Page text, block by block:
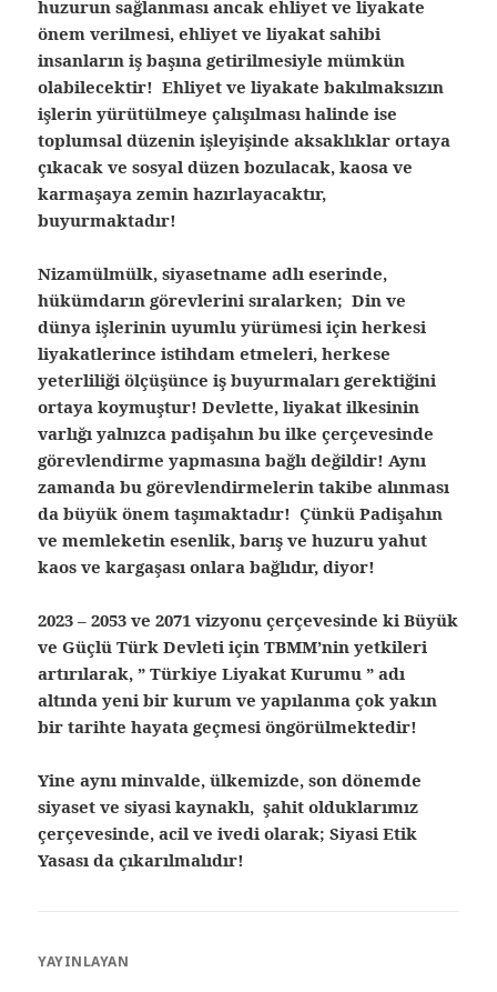
huzurun sağlanması ancak ehliyet ve liyakate
önem verilmesi, ehliyet ve liyakat sahibi
insanların iş başına getirilmesiyle mümkün
olabilecektir! Ehliyet ve liyakate bakılmaksızın
işlerin yürütülmeye çalışılması halinde ise
toplumsal düzenin işleyişinde aksaklıklar ortaya
çıkacak ve sosyal düzen bozulacak, kaosa ve
karmaşaya zemin hazırlayacaktır,
buyurmaktadır!
Nizamülmülk, siyasetname adlı eserinde,
hükümdarın görevlerini sıralarken; Din ve
dünya işlerinin uyumlu yürümesi için herkesi
liyakatlerince istihdam etmeleri, herkese
yeterliliği ölçüşünce iş buyurmaları gerektiğini
ortaya koymuştur! Devlette, liyakat ilkesinin
varlığı yalnızca padişahın bu ilke çerçevesinde
görevlendirme yapmasına bağlı değildir! Aynı
zamanda bu görevlendirmelerin takibe alınması
da büyük önem taşımaktadır! Çünkü Padişahın
ve memleketin esenlik, barış ve huzuru yahut
kaos ve kargaşası onlara bağlıdır, diyor!
2023 – 2053 ve 2071 vizyonu çerçevesinde ki Büyük
ve Güçlü Türk Devleti için TBMM’nin yetkileri
artırılarak, ” Türkiye Liyakat Kurumu ” adı
altında yeni bir kurum ve yapılanma çok yakın
bir tarihte hayata geçmesi öngörülmektedir!
Yine aynı minvalde, ülkemizde, son dönemde
siyaset ve siyasi kaynaklı, şahit olduklarımız
çerçevesinde, acil ve ivedi olarak; Siyasi Etik
Yasası da çıkarılmalıdır!
YAYINLAYAN